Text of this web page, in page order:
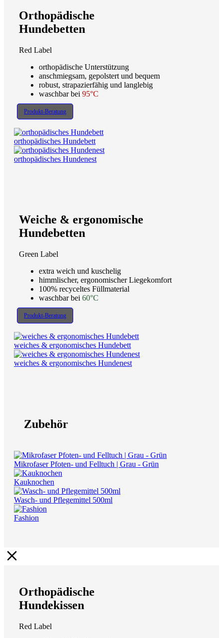
Orthopädische
Hundebetten
Red Label
orthopädische Unterstützung
anschmiegsam, gepolstert und bequem
robust, strapazierfähig und langlebig
waschbar bei 95°C
Produkt-Beratung
orthopädisches Hundebett
orthopädisches Hundenest
Weiche & ergonomische
Hundebetten
Green Label
extra weich und kuschelig
himmlischer, ergonomischer Liegekomfort
100% recyceltes Füllmaterial
waschbar bei 60°C
Produkt-Beratung
weiches & ergonomisches Hundebett
weiches & ergonomisches Hundenest
Zubehör
Mikrofaser Pfoten- und Felltuch | Grau - Grün
Kauknochen
Wasch- und Pflegemittel 500ml
Fashion
Orthopädische
Hundekissen
Red Label